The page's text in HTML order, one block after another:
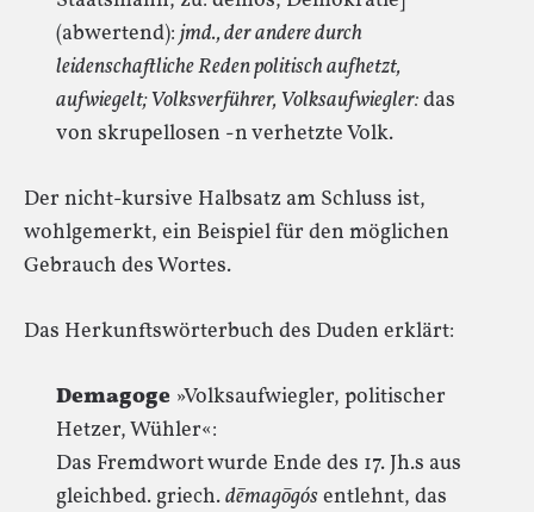
(abwertend):jmd., der andere durch
leidenschaftliche Reden politisch aufhetzt,
aufwiegelt; Volksverführer, Volksaufwiegler:das
von skrupellosen -n verhetzte Volk.
Der nicht-kursive Halbsatz am Schluss ist,
wohlgemerkt, ein Beispiel für den möglichen
Gebrauch des Wortes.
Das Herkunftswörterbuch des Duden erklärt:
Demagoge »Volksaufwiegler, politischer
Hetzer, Wühler«:
Das Fremdwort wurde Ende des 17. Jh.s aus
gleichbed. griech.dēmagōgósentlehnt, das